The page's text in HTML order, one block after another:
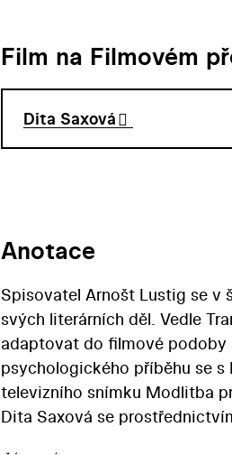
Film na Filmovém
Dita Saxová
Anotace
Spisovatel Arnošt Lustig se v
svých literárních děl. Vedle
adaptovat do filmové podoby
psychologického příběhu se
televizního snímku Modlitba
Dita Saxová se